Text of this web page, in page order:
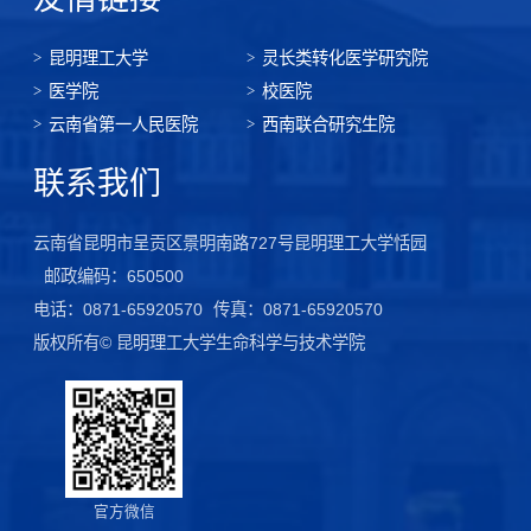
昆明理工大学
灵长类转化医学研究院
医学院
校医院
云南省第一人民医院
西南联合研究生院
联系我们
云南省昆明市呈贡区景明南路727号昆明理工大学恬园
邮政编码：650500
电话：0871-65920570 传真：0871-65920570
版权所有© 昆明理工大学生命科学与技术学院
官方微信